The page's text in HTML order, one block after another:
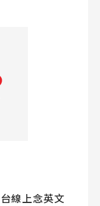
線上念英文